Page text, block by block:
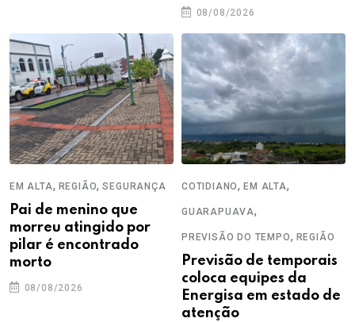
08/08/2026
EM ALTA, REGIÃO,SEGURANÇA
Pai de menino que
morreu atingido por
pilar é encontrado
morto
08/08/2026
COTIDIANO,EM ALTA,
GUARAPUAVA,
PREVISÃO DO TEMPO, REGIÃO
Previsão de temporais
coloca equipes da
Energisa em estado de
atenção